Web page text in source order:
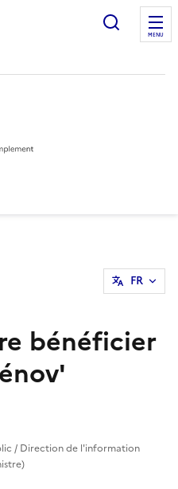
Ouvrir
MENU
FR
bénéficier
/ Direction de l'information